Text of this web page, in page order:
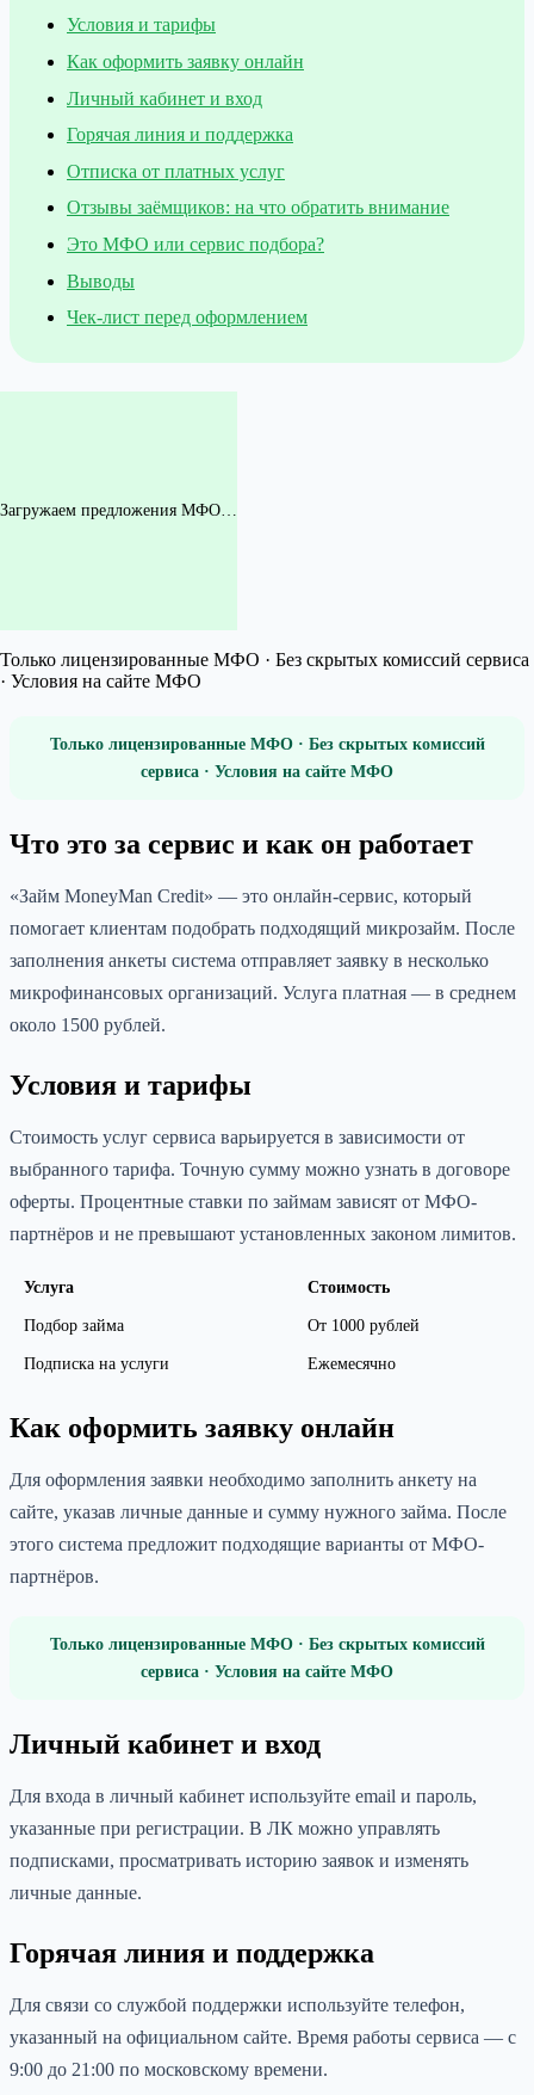
Условия и тарифы
Как оформить заявку онлайн
Личный кабинет и вход
Горячая линия и поддержка
Отписка от платных услуг
Отзывы заёмщиков: на что обратить внимание
Это МФО или сервис подбора?
Выводы
Чек-лист перед оформлением
Загружаем предложения МФО…
Только лицензированные МФО · Без скрытых комиссий сервиса
· Условия на сайте МФО
Только лицензированные МФО · Без скрытых комиссий
сервиса · Условия на сайте МФО
Что это за сервис и как он работает
«Займ MoneyMan Credit» — это онлайн-сервис, который
помогает клиентам подобрать подходящий микрозайм. После
заполнения анкеты система отправляет заявку в несколько
микрофинансовых организаций. Услуга платная — в среднем
около 1500 рублей.
Условия и тарифы
Стоимость услуг сервиса варьируется в зависимости от
выбранного тарифа. Точную сумму можно узнать в договоре
оферты. Процентные ставки по займам зависят от МФО-
партнёров и не превышают установленных законом лимитов.
Услуга Стоимость
Подбор займа От 1000 рублей
Подписка на услуги Ежемесячно
Как оформить заявку онлайн
Для оформления заявки необходимо заполнить анкету на
сайте, указав личные данные и сумму нужного займа. После
этого система предложит подходящие варианты от МФО-
партнёров.
Только лицензированные МФО · Без скрытых комиссий
сервиса · Условия на сайте МФО
Личный кабинет и вход
Для входа в личный кабинет используйте email и пароль,
указанные при регистрации. В ЛК можно управлять
подписками, просматривать историю заявок и изменять
личные данные.
Горячая линия и поддержка
Для связи со службой поддержки используйте телефон,
указанный на официальном сайте. Время работы сервиса — с
9:00 до 21:00 по московскому времени.